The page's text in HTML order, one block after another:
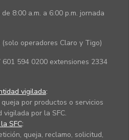
8:00 a.m. a 6:00 p.m. jornada
(solo operadores Claro y Tigo)
601 594 0200 extensiones 2334
vigilada:
por productos o servicios
por la SFC.
SFC:
queja, reclamo, solicitud,